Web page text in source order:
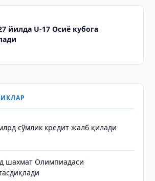
йилда U-17 Осиё кубога
сўмлик кредит жалб қилади
шахмат Олимпиадаси